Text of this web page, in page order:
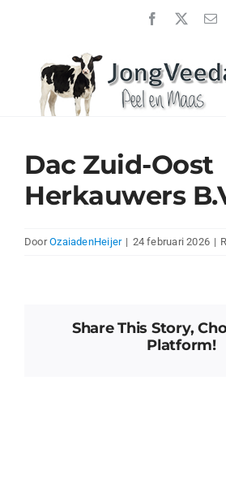
Home
JongveeDag 2026
Uitslagen
Dac Zuid-Oost
Herkauwers
DoorOzaiadenHeijer | 24 februari 2026 |
Share This Story,
Platform!